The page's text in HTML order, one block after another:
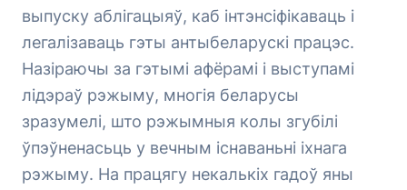
выпуску аблігацыяў, каб інтэнсіфікаваць і
легалізаваць гэты антыбеларускі працэс.
Назіраючы за гэтымі афёрамі і выступамі
лідэраў рэжыму, многія беларусы
зразумелі, што рэжымныя колы згубілі
ўпэўненасьць у вечным існаваньні іхнага
рэжыму. На працягу некалькіх гадоў яны